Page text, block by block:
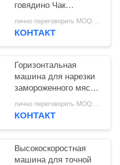
говядино Чак
рулонный резчик с
0,5-30 мм
лично переговорить MOQ:1 шт.
КОНТАКТ
Горизонтальная
машина для нарезки
замороженного мяса
JY-25K с выходным
конвейером для
промышленности
лично переговорить MOQ:1 шт.
КОНТАКТ
Высокоскоростная
машина для точной